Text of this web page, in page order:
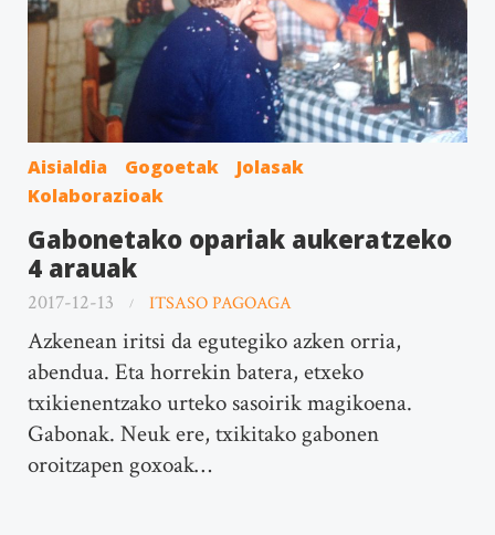
Aisialdia Gogoetak
Jolasak
Kolaborazioak
Gabonetako opariak aukeratzeko
4 arauak
2017-12-13 ITSASO PAGOAGA
Azkenean iritsi da egutegiko azken orria,
abendua. Eta horrekin batera, etxeko
txikienentzako urteko sasoirik magikoena.
Gabonak. Neuk ere, txikitako gabonen
oroitzapen goxoak…